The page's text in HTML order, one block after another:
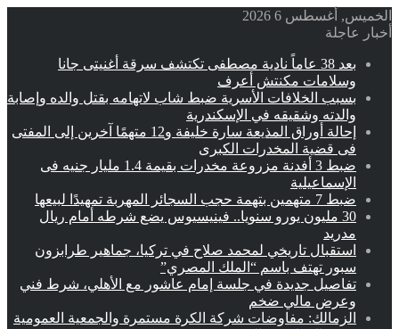
الخميس, أغسطس 6 2026
أخبار عاجلة
بعد 38 عاماً نادية مصطفى تكتشف سرقة أغنيتى جانا
وسلامات مكنتش أعرف
بسبب الخلافات الأسرية ضبط شاب لاتهامه بقتل والده وإصابة
والدته وشقيقه في الإسكندرية
إحالة أوراق المذيعة سارة خليفة و12 متهمًا آخرين إلى المفتى
فى قضية المخدرات الكبرى
ضبط 3 أفدنة مزروعة مخدرات بقيمة 1.4 مليار جنيه فى
الإسماعيلية
ضبط 7 متهمين بتهمة حجب السجائر المهربة تمهيدًا لبيعها
30 مليون يورو سنويا.. فينيسيوس يضع شرطه أمام ريال
مدريد
استقبال تاريخي لمحمد صلاح في تركيا، جماهير طرابزون
سبور تهتف باسم “الملك المصري”
تفاصيل جديدة في جلسة إمام عاشور مع الأهلي، شرط فني
وعرض مالي ضخم
الزمالك: مفاوضات شركة الكرة مستمرة والجمعية العمومية